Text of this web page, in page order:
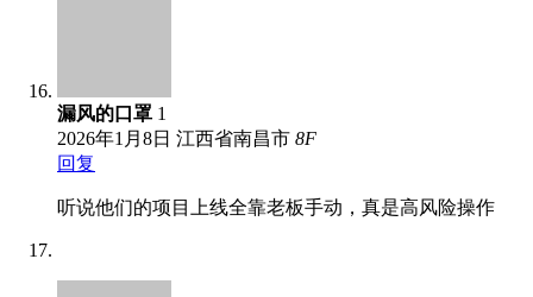
漏风的口罩 1
2026年1月8日 江西省南昌市 8F
回复
听说他们的项目上线全靠老板手动，真是高风险操作